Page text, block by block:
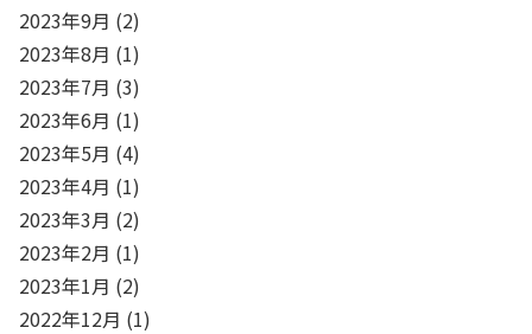
2023年9月 (2)
2023年8月 (1)
2023年7月 (3)
2023年6月 (1)
2023年5月 (4)
2023年4月 (1)
2023年3月 (2)
2023年2月 (1)
2023年1月 (2)
2022年12月 (1)